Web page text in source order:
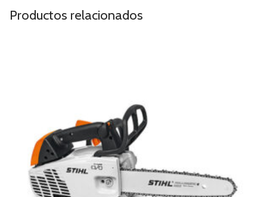
Productos relacionados